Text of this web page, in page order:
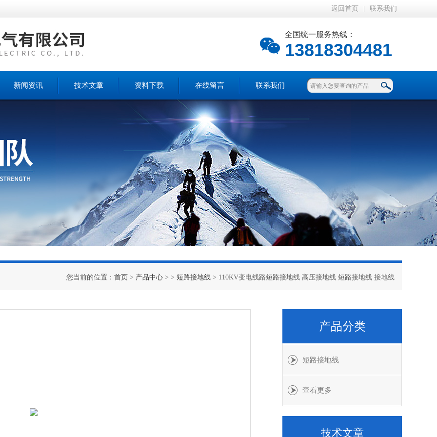
返回首页 联系我们
全国统一服务热线：
13818304481
新闻资讯 技术文章 资料下载 在线留言 联系我们
您当前的位置： 首页 > 产品中心 > > 短路接地线 > 110KV变电线路短路接地线 高压接地线 短路接地线 接地线
产品分类
短路接地线
查看更多
技术文章